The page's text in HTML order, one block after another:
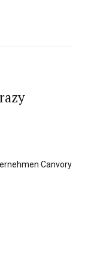
Canvory